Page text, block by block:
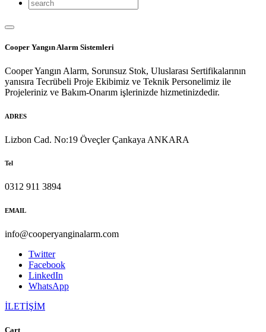
Cooper Yangın Alarm Sistemleri
Cooper Yangın Alarm, Sorunsuz Stok, Uluslarası Sertifikalarının
yanısıra Tecrübeli Proje Ekibimiz ve Teknik Personelimiz ile
Projeleriniz ve Bakım-Onarım işlerinizde hizmetinizdedir.
ADRES
Lizbon Cad. No:19 Öveçler Çankaya ANKARA
Tel
0312 911 3894
EMAIL
info@cooperyanginalarm.com
Twitter
Facebook
LinkedIn
WhatsApp
İLETİŞİM
Cart